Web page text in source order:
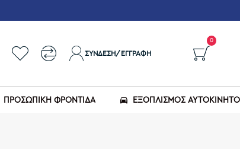
ΣΎΝΔΕΣΗ/ΕΓΓΡΑΦΉ
0
ΠΡΟΣΩΠΙΚΗ ΦΡΟΝΤΙΔΑ ΕΞΟΠΛΙΣΜΌΣ